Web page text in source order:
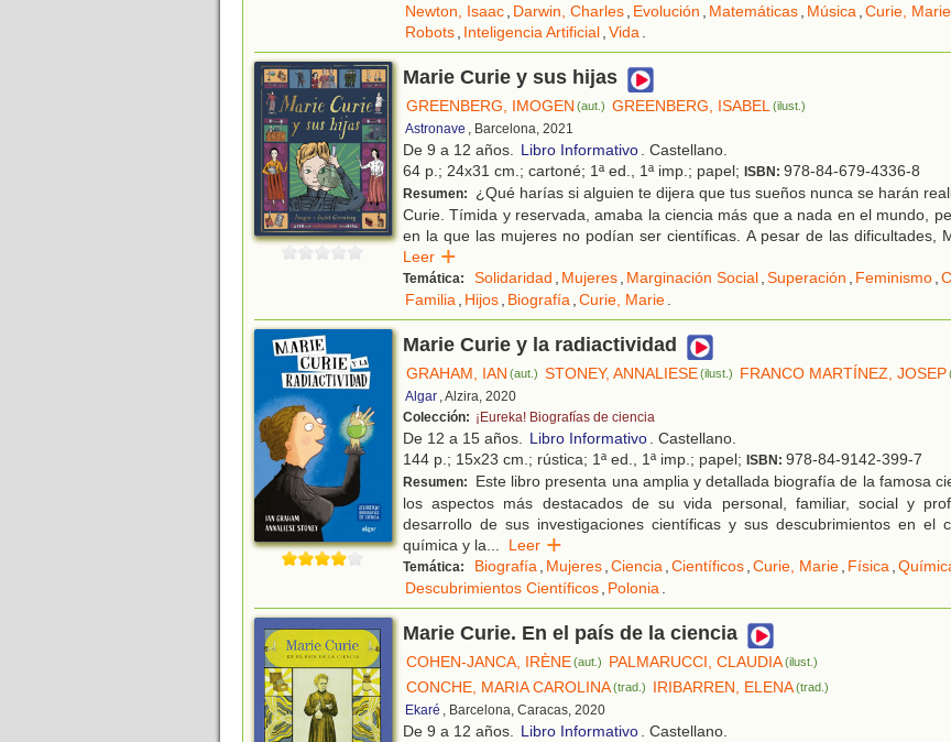
Newton, Isaac, Darwin, Charles, Evolución , Matemáticas, Música,Curie, Marie
Robots, Inteligencia Artificial,Vida.
Marie Curie y sus hijas
GREENBERG, IMOGEN (aut.) GREENBERG, ISABEL(ilust.)
Astronave , Barcelona, 2021
De 9 a 12 años. Libro Informativo. Castellano.
64 p.; 24x31 cm.; cartoné; 1ª ed., 1ª imp.; papel; ISBN: 978-84-679-4336-8
Resumen:
¿Qué harías si alguien te dijera que tus sueños nunca se harán
Curie. Tímida y reservada, amaba la ciencia más que a nada en el mundo,
en la que las mujeres no podían ser científicas. A pesar de las dificultades,
Leer
Temática: Solidaridad , Mujeres, Marginación Social,Superación , Feminismo,
Familia, Hijos, Biografía,Curie, Marie.
Marie Curie y la radiactividad
GRAHAM, IAN (aut.) STONEY, ANNALIESE(ilust.) FRANCO MARTÍNEZ, JOSEP
Algar , Alzira, 2020
Colección: ¡Eureka! Biografías de ciencia
De 12 a 15 años. Libro Informativo. Castellano.
144 p.; 15x23 cm.; rústica; 1ª ed., 1ª imp.; papel; ISBN: 978-84-9142-399-7
Resumen:
Este libro presenta una amplia y detallada biografía de la famosa
los aspectos más destacados de su vida personal, familiar, social y
desarrollo de sus investigaciones científicas y sus descubrimientos en el
química y la... Leer
Temática: Biografía, Mujeres,Ciencia,Científicos,Curie, Marie, Física,
Descubrimientos Científicos, Polonia.
Marie Curie. En el país de la ciencia
COHEN-JANCA, IRÈNE(aut.) PALMARUCCI, CLAUDIA(ilust.)
CONCHE, MARIA CAROLINA(trad.) IRIBARREN, ELENA(trad.)
Ekaré , Barcelona, Caracas, 2020
De 9 a 12 años. Libro Informativo. Castellano.